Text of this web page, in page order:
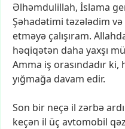
Əlhəmdulillah, İslama
Şəhadətimi təzələdim və
etməyə çalışıram.
həqiqətən daha yaxşı
Amma iş orasındadır ki,
yığmağa davam edir.
Son bir neçə il zərbə
keçən il üç avtomobil